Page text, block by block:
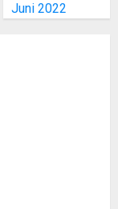
Juni 2022